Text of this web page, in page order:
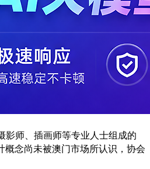
师、插画师等专业人士组成的
概念尚未被澳门市场所认识，协会